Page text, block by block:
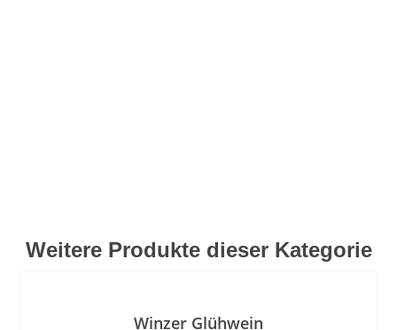
Weitere Produkte dieser Kategorie
Winzer Glühwein